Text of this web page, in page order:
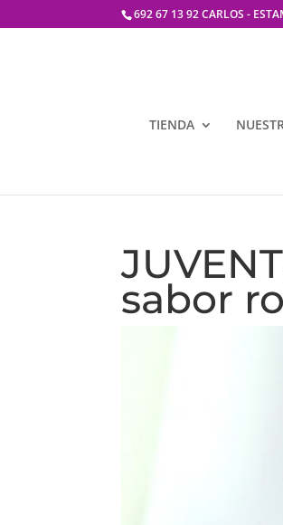
692 67 13 92 CARLOS -
TIENDA
sabor